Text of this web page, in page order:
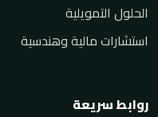
الحلول التمويلية
استشارات مالية وهندسية
روابط سريعة